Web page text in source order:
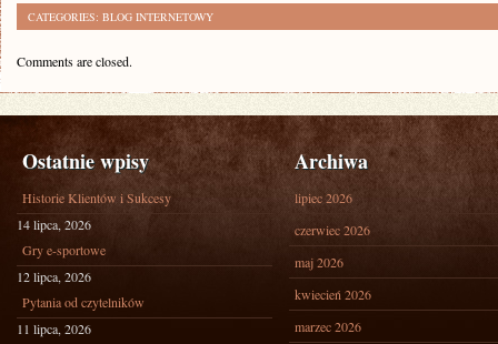
CATEGORIES: BLOG INTERNETOWY
Comments are closed.
Ostatnie wpisy
Historie Klientów i Sukcesy
14 lipca, 2026
Gry e-sportowe
12 lipca, 2026
Pytania od czytelników
11 lipca, 2026
Archiwa
lipiec 2026
czerwiec 2026
maj 2026
kwiecień 2026
marzec 2026